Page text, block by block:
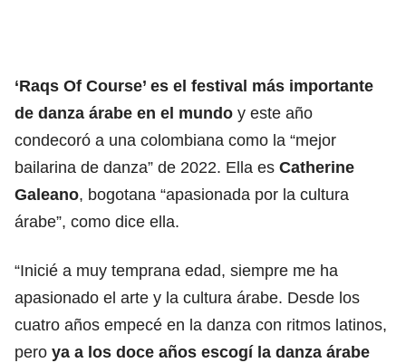
‘Raqs Of Course’ es el festival más importante
de danza árabe en el mundo y este año
condecoró a una colombiana como la “mejor
bailarina de danza” de 2022. Ella es Catherine
Galeano, bogotana “apasionada por la cultura
árabe”, como dice ella.
“Inicié a muy temprana edad, siempre me ha
apasionado el arte y la cultura árabe. Desde los
cuatro años empecé en la danza con ritmos latinos,
pero ya a los doce años escogí la danza árabe